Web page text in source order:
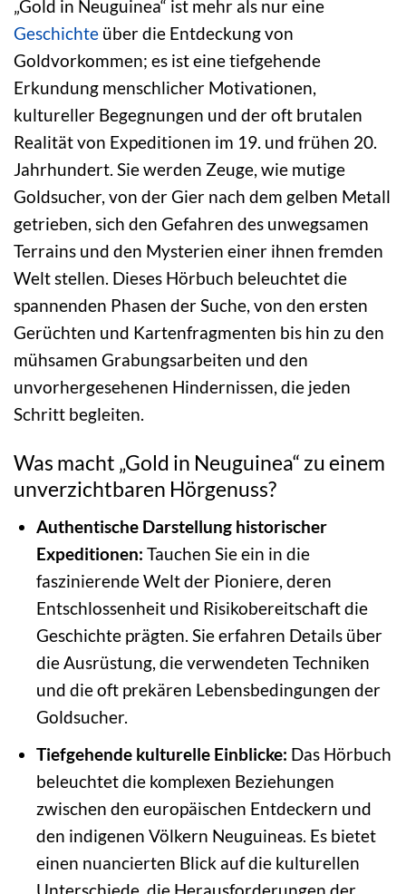
„Gold in Neuguinea“ ist mehr als nur eine
Geschichte über die Entdeckung von
Goldvorkommen; es ist eine tiefgehende
Erkundung menschlicher Motivationen,
kultureller Begegnungen und der oft brutalen
Realität von Expeditionen im 19. und frühen 20.
Jahrhundert. Sie werden Zeuge, wie mutige
Goldsucher, von der Gier nach dem gelben Metall
getrieben, sich den Gefahren des unwegsamen
Terrains und den Mysterien einer ihnen fremden
Welt stellen. Dieses Hörbuch beleuchtet die
spannenden Phasen der Suche, von den ersten
Gerüchten und Kartenfragmenten bis hin zu den
mühsamen Grabungsarbeiten und den
unvorhergesehenen Hindernissen, die jeden
Schritt begleiten.
Was macht „Gold in Neuguinea“ zu einem
unverzichtbaren Hörgenuss?
Authentische Darstellung historischer
Expeditionen: Tauchen Sie ein in die
faszinierende Welt der Pioniere, deren
Entschlossenheit und Risikobereitschaft die
Geschichte prägten. Sie erfahren Details über
die Ausrüstung, die verwendeten Techniken
und die oft prekären Lebensbedingungen der
Goldsucher.
Tiefgehende kulturelle Einblicke: Das Hörbuch
beleuchtet die komplexen Beziehungen
zwischen den europäischen Entdeckern und
den indigenen Völkern Neuguineas. Es bietet
einen nuancierten Blick auf die kulturellen